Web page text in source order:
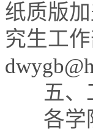
纸质版
究生工
五、
各学院